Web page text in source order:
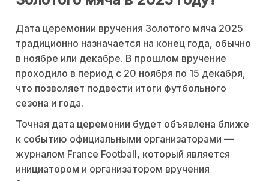
Дата церемонии вручения Золотого мяча 2025
традиционно назначается на конец года, обычно
в ноябре или декабре. В прошлом вручение
проходило в период с 20 ноября по 15 декабря,
что позволяет подвести итоги футбольного
сезона и года.
Точная дата церемонии будет объявлена ближе
к событию официальными организаторами —
журналом France Football, который является
инициатором и организатором вручения